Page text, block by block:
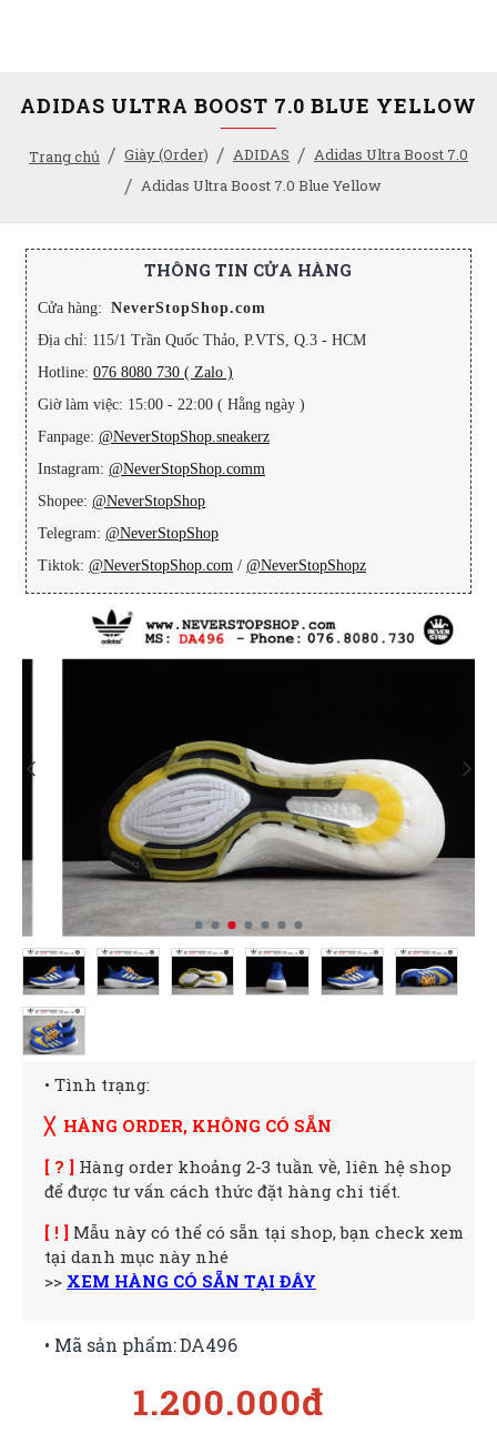
Trang chủ Giày (Order) ADIDAS
Adidas Ultra Boost 7.0
Adidas Ultra Boost 7.0 Blue Yellow
ADIDAS ULTRA BOOST 7.0 BLUE YELLOW
THÔNG TIN CỬA HÀNG
Cửa hàng: NeverStopShop.com
Địa chỉ: 115/1 Trần Quốc Thảo, P.VTS, Q.3 - HCM
Hotline: 076 8080 730 ( Zalo )
Giờ làm việc: 15:00 - 22:00 ( Hằng ngày )
Fanpage: @NeverStopShop.sneakerz
Instagram: @NeverStopShop.comm
Shopee: @NeverStopShop
Telegram: @NeverStopShop
Tiktok: @NeverStopShop.com / @NeverStopShopz
• Tình trạng:
╳ HÀNG ORDER, KHÔNG CÓ SẴN
[ ? ] Hàng order khoảng 2-3 tuần về, liên hệ shop
để được tư vấn cách thức đặt hàng chi tiết.
[ ! ] Mẫu này có thể có sẵn tại shop, bạn check xem
tại danh mục này nhé
>> XEM HÀNG CÓ SẴN TẠI ĐÂY
1.200.000đ
• Mã sản phẩm:DA496